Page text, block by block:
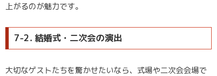
上がるのが魅力です。
7-2. 結婚式・二次会の演出
大切なゲストたちを驚かせたいなら、式場や二次会会場で